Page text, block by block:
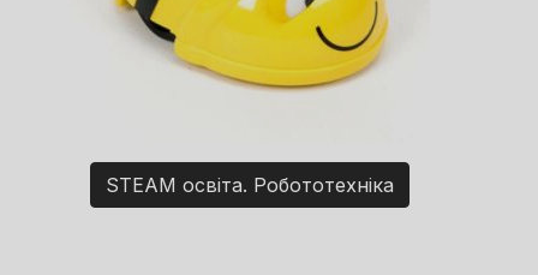
STEAM освіта. Робототехніка